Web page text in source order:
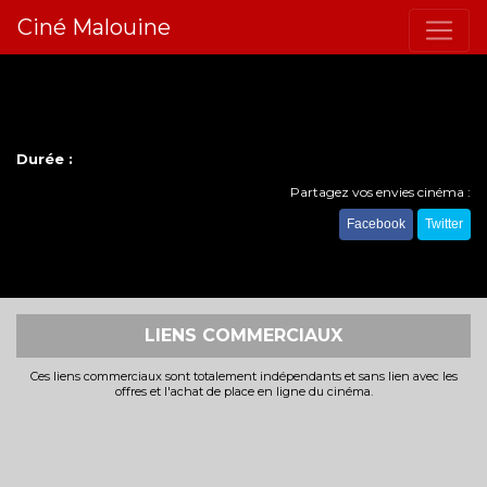
Ciné Malouine
Durée :
Partagez vos envies cinéma :
Facebook Twitter
LIENS COMMERCIAUX
Ces liens commerciaux sont totalement indépendants et sans lien avec les
offres et l'achat de place en ligne du cinéma.